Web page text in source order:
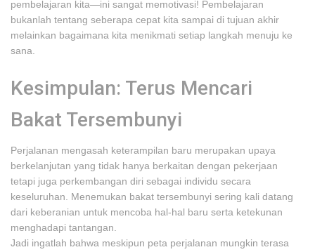
pembelajaran kita—ini sangat memotivasi! Pembelajaran
bukanlah tentang seberapa cepat kita sampai di tujuan akhir
melainkan bagaimana kita menikmati setiap langkah menuju ke
sana.
Kesimpulan: Terus Mencari
Bakat Tersembunyi
Perjalanan mengasah keterampilan baru merupakan upaya
berkelanjutan yang tidak hanya berkaitan dengan pekerjaan
tetapi juga perkembangan diri sebagai individu secara
keseluruhan. Menemukan bakat tersembunyi sering kali datang
dari keberanian untuk mencoba hal-hal baru serta ketekunan
menghadapi tantangan.
Jadi ingatlah bahwa meskipun peta perjalanan mungkin terasa